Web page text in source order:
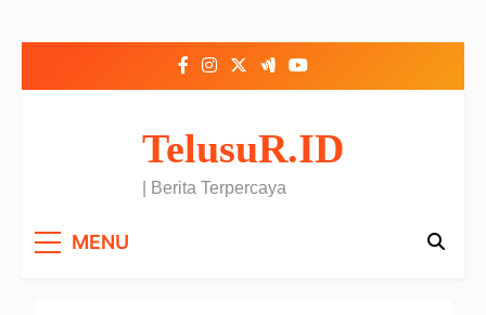
TelusuR.ID
| Berita Terpercaya
MENU